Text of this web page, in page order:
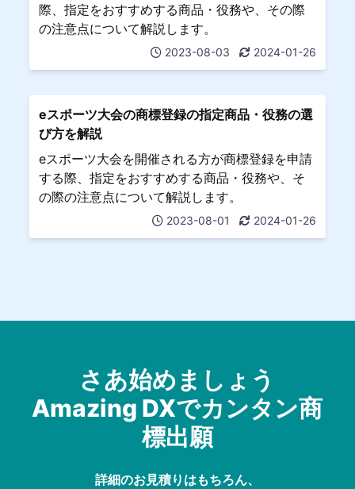
際、指定をおすすめする商品・役務や、その際
の注意点について解説します。
2023-08-03 2024-01-26
eスポーツ大会の商標登録の指定商品・役務の選
び方を解説
eスポーツ大会を開催される方が商標登録を申請
する際、指定をおすすめする商品・役務や、そ
の際の注意点について解説します。
2023-08-01 2024-01-26
さあ始めましょう
Amazing DXでカンタン商
標出願
詳細のお見積りはもちろん、